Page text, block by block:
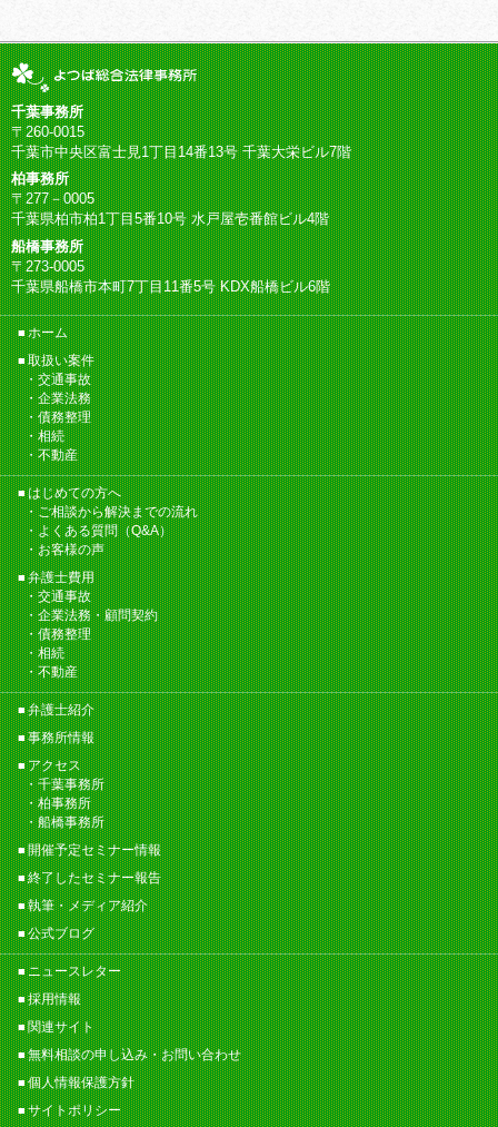
千葉事務所
〒260-0015
千葉市中央区富士見1丁目14番13号 千葉大栄ビル7階
柏事務所
〒277－0005
千葉県柏市柏1丁目5番10号 水戸屋壱番館ビル4階
船橋事務所
〒273-0005
千葉県船橋市本町7丁目11番5号 KDX船橋ビル6階
ホーム
取扱い案件
交通事故
企業法務
債務整理
相続
不動産
はじめての方へ
ご相談から解決までの流れ
よくある質問（Q&A）
お客様の声
弁護士費用
交通事故
企業法務・顧問契約
債務整理
相続
不動産
弁護士紹介
事務所情報
アクセス
千葉事務所
柏事務所
船橋事務所
開催予定セミナー情報
終了したセミナー報告
執筆・メディア紹介
公式ブログ
ニュースレター
採用情報
関連サイト
無料相談の申し込み・お問い合わせ
個人情報保護方針
サイトポリシー